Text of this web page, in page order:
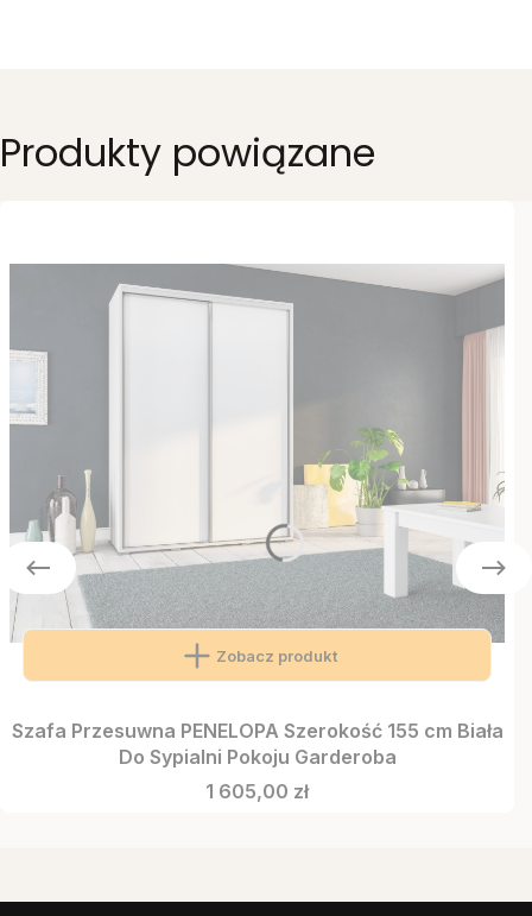
Produkty powiązane
Zobacz produkt
Szafa Przesuwna PENELOPA Szerokość 155 cm Biała
Do Sypialni Pokoju Garderoba
Cena
1 605,00 zł